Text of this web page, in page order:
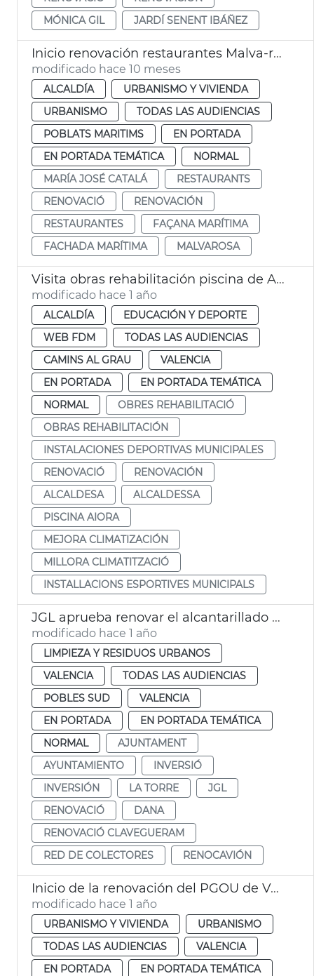
MÓNICA GIL
JARDÍ SENENT IBÁÑEZ
Inicio renovación restaurantes Malva-rosa
modificado hace 10 meses
ALCALDÍA
URBANISMO Y VIVIENDA
URBANISMO
TODAS LAS AUDIENCIAS
POBLATS MARITIMS
EN PORTADA
EN PORTADA TEMÁTICA
NORMAL
MARÍA JOSÉ CATALÁ
RESTAURANTS
RENOVACIÓ
RENOVACIÓN
RESTAURANTES
FAÇANA MARÍTIMA
FACHADA MARÍTIMA
MALVAROSA
Visita obras rehabilitación piscina de Ayora
modificado hace 1 año
ALCALDÍA
EDUCACIÓN Y DEPORTE
WEB FDM
TODAS LAS AUDIENCIAS
CAMINS AL GRAU
VALENCIA
EN PORTADA
EN PORTADA TEMÁTICA
NORMAL
OBRES REHABILITACIÓ
OBRAS REHABILITACIÓN
INSTALACIONES DEPORTIVAS MUNICIPALES
RENOVACIÓ
RENOVACIÓN
ALCALDESA
ALCALDESSA
PISCINA AIORA
MEJORA CLIMATIZACIÓN
MILLORA CLIMATITZACIÓ
INSTALLACIONS ESPORTIVES MUNICIPALS
JGL aprueba renovar el alcantarillado de La Torre
modificado hace 1 año
LIMPIEZA Y RESIDUOS URBANOS
VALENCIA
TODAS LAS AUDIENCIAS
POBLES SUD
VALENCIA
EN PORTADA
EN PORTADA TEMÁTICA
NORMAL
AJUNTAMENT
AYUNTAMIENTO
INVERSIÓ
INVERSIÓN
LA TORRE
JGL
RENOVACIÓ
DANA
RENOVACIÓ CLAVEGUERAM
RED DE COLECTORES
RENOCAVIÓN
Inicio de la renovación del PGOU de València
modificado hace 1 año
URBANISMO Y VIVIENDA
URBANISMO
TODAS LAS AUDIENCIAS
VALENCIA
EN PORTADA
EN PORTADA TEMÁTICA